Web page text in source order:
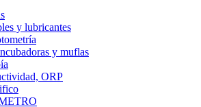
y lubricantes
y muflas
ORP